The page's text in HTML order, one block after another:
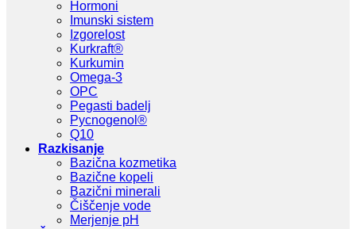
Hormoni
Imunski sistem
Izgorelost
Kurkraft®
Kurkumin
Omega-3
OPC
Pegasti badelj
Pycnogenol®
Q10
Razkisanje
Bazična kozmetika
Bazične kopeli
Bazični minerali
Čiščenje vode
Merjenje pH